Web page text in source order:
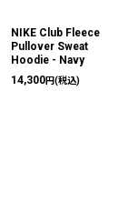
NIKE Club Fleece
Pullover Sweat
Hoodie - Navy
14,300円(税込)